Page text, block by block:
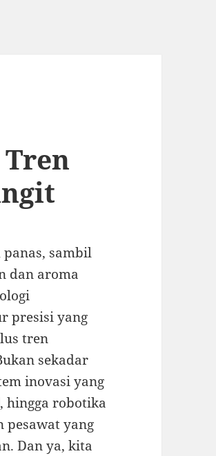
sambil
dan aroma
presisi yang
tren
sekadar
inovasi yang
hingga robotika
pesawat yang
Dan ya, kita